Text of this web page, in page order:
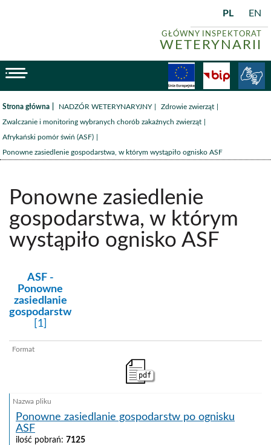
GŁÓWNY INSPEKTORAT
WETERYNARII
PL EN
BiP
Strona główna /NADZÓR WETERYNARYJNY /Zdrowie zwierząt
Zwalczanie i monitoring wybranych chorób zakaźnych zwierząt
Afrykański pomór świń (ASF)
Ponowne zasiedlenie gospodarstwa, w którym wystąpiło ognisko ASF
Ponowne zasiedlenie
gospodarstwa, w którym
wystąpiło ognisko ASF
kategoria:
ASF -
Ponowne
zasiedlanie
gospodarstw
[1]
pdf
Ponowne zasiedlanie gospodarstw po ognisku
ASF
ilość pobrań: 7125